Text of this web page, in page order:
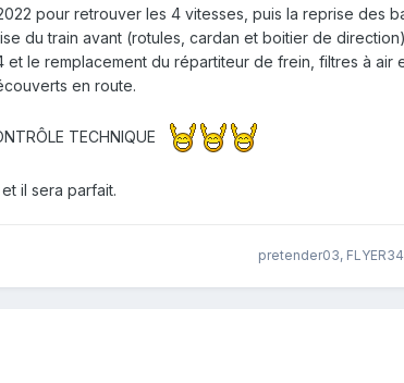
pour retrouver les 4 vitesses, puis la reprise des
du train avant (rotules, cardan et boitier de
et le remplacement du répartiteur de frein, filtres à air
en route.
TECHNIQUE
il sera parfait.
pretender03, FLYER34